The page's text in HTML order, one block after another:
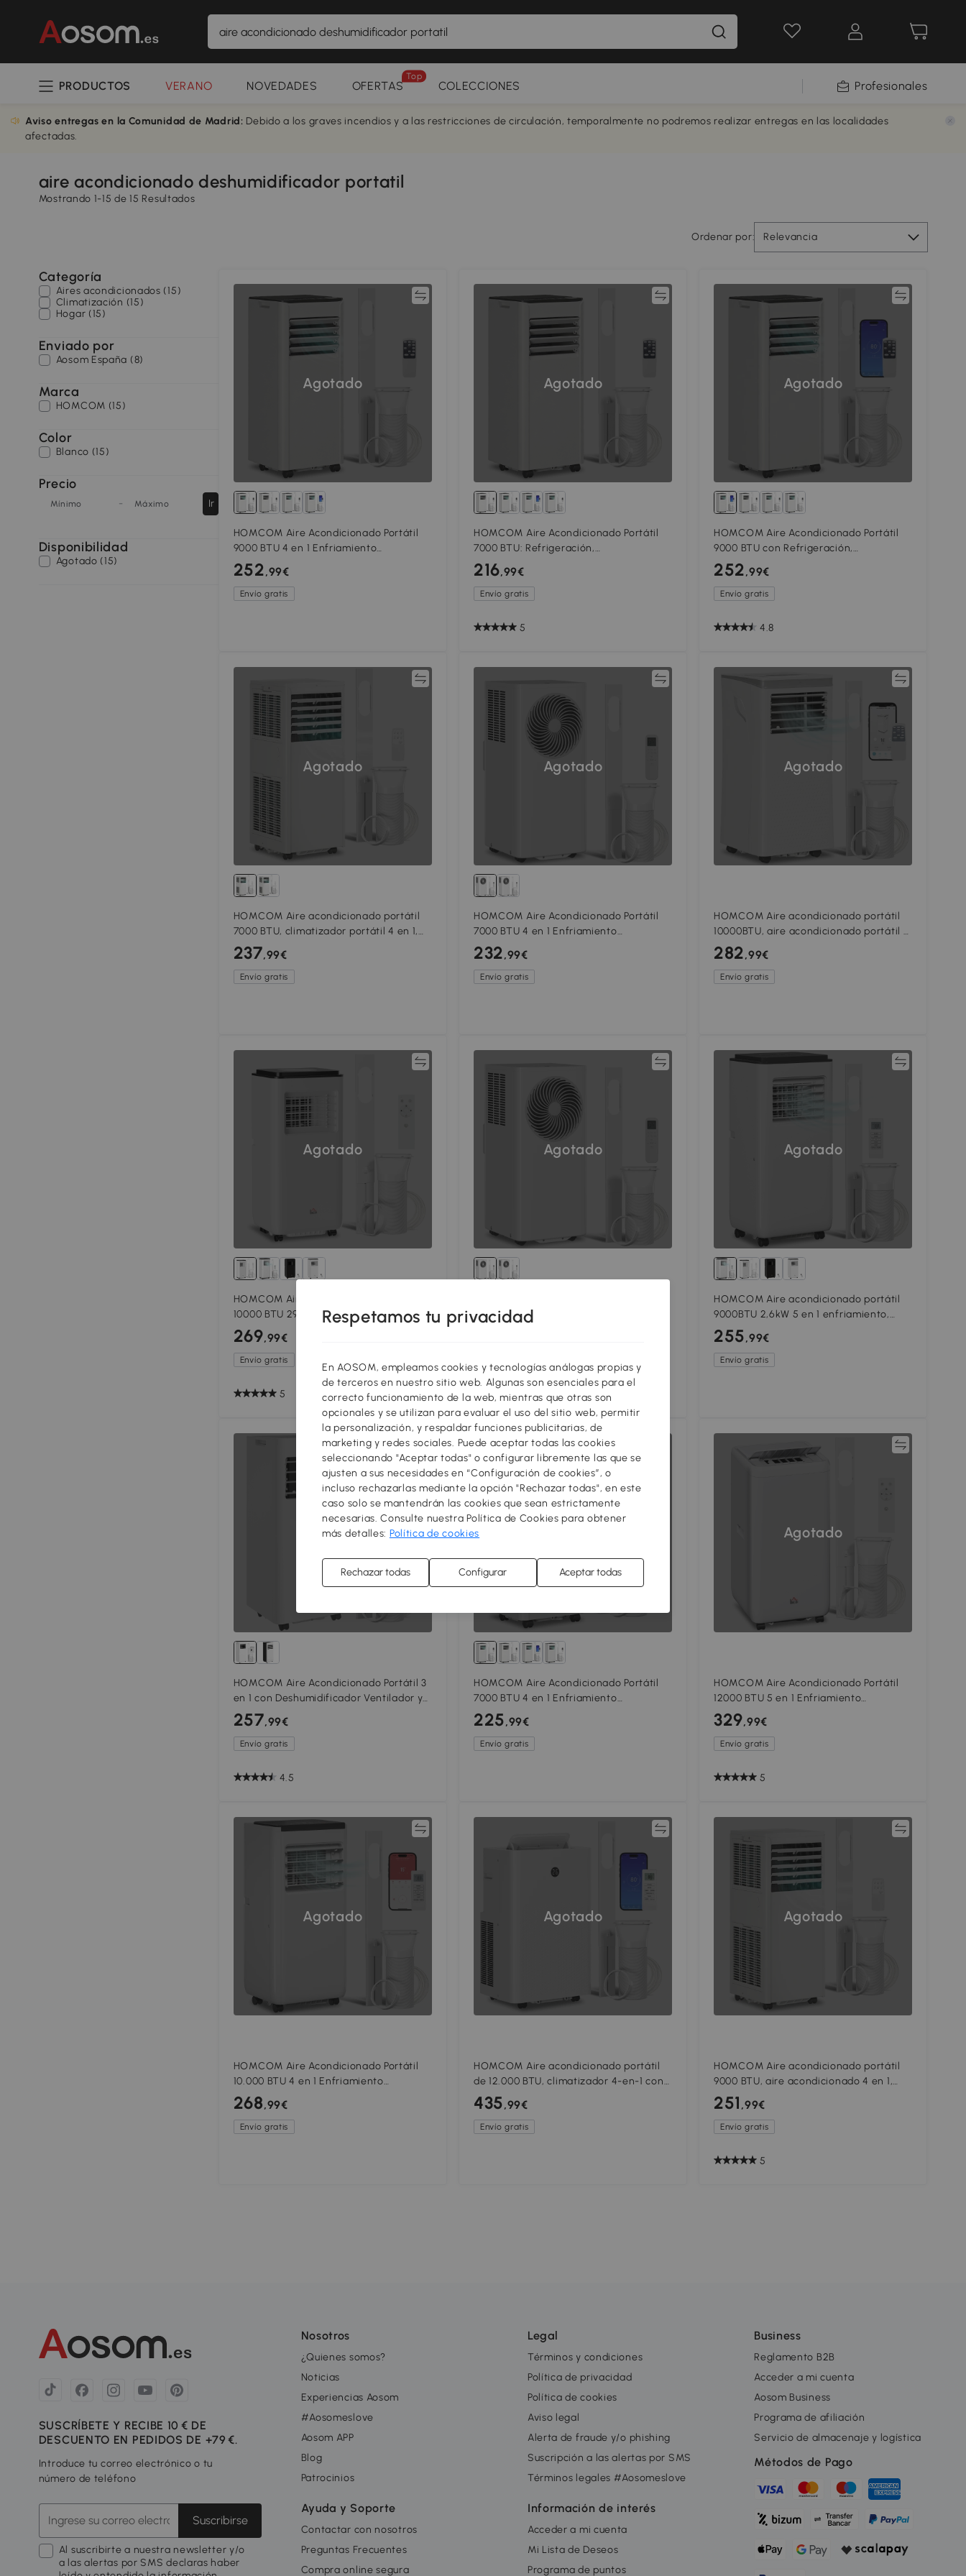
PRODUCTOS VERANO NOVEDADES OFERTAS
Top
COLECCIONES Profesionales
Aviso entregas en la Comunidad de Madrid: Debido a los graves incendios y a las restricciones de circulación, temporalmente no podremos realizar entregas en las localidades
afectadas.
aire acondicionado deshumidificador portatil
Mostrando 1-15 de 15 Resultados
Ordenar por: Relevancia
Categoría
Aires acondicionados (15)
Climatización (15)
Hogar (15)
Enviado por
Aosom España (8)
Marca
HOMCOM (15)
Color
Blanco (15)
Precio
Mínimo - Máximo Ir
Disponibilidad
Agotado (15)
Agotado
HOMCOM Aire Acondicionado Portátil
9000 BTU 4 en 1 Enfriamiento
Deshumidificador Ventilador
Temporizador para 28 m² Blanco
252,99€
Envío gratis
Agotado
HOMCOM Aire Acondicionado Portátil
7000 BTU: Refrigeración,
Deshumidificador, Ventilador, Modo
Nocturno.
216,99€
Envío gratis
5
Agotado
HOMCOM Aire Acondicionado Portátil
9000 BTU con Refrigeración,
Deshumidificador, Ventilador y Modo
Noche.
252,99€
Envío gratis
4.8
Agotado
HOMCOM Aire acondicionado portátil
7000 BTU, climatizador portátil 4 en 1,
refrigeración, deshumidificador,
ventilador, modo noche
237,99€
Envío gratis
Agotado
HOMCOM Aire Acondicionado Portátil
7000 BTU 4 en 1 Enfriamiento
Deshumidificador Ventilador Modo de
Sueño para 26 m² Blanco
232,99€
Envío gratis
Agotado
HOMCOM Aire acondicionado portátil
10000BTU, aire acondicionado portátil 4
en 1 refrigeración deshumidificador
ventilador modo noche, blanco
282,99€
Envío gratis
Agotado
HOMCOM Aire Acondicionado Portátil
10000 BTU 2900W Enfriador Ventilador
Deshumidificador 5 en 1 33x28x70,4 cm
Blanco
269,99€
Envío gratis
5
Agotado
9000 BTU 4 en 1 Enfriamiento
4.5
Agotado
HOMCOM Aire acondicionado portátil
9000BTU 2,6kW 5 en 1 enfriamiento,
deshumidificador, ventilador, auto,
modo noche, 2 velocidades
255,99€
Envío gratis
Agotado
Comparar
HOMCOM Aire Acondicionado Portátil 3
en 1 con Deshumidificador Ventilador y
Kit de Ventana Fácil de Mover 30x29x69
cm Blanco
257,99€
Envío gratis
4.5
Comparar
HOMCOM Aire Acondicionado Portátil
7000 BTU 4 en 1 Enfriamiento
Deshumidificador Ventilador
Temporizador para 26 m² Blanco
225,99€
Envío gratis
Agotado
HOMCOM Aire Acondicionado Portátil
12000 BTU 5 en 1 Enfriamiento
Deshumidificador Ventilador
Temporizador para 35 m² Blanco
329,99€
Envío gratis
5
Agotado
HOMCOM Aire Acondicionado Portátil
10.000 BTU 4 en 1 Enfriamiento
Deshumidificador Ventilador con WiFi
para 30 m² Blanco
268,99€
Envío gratis
Agotado
HOMCOM Aire acondicionado portátil
de 12.000 BTU, climatizador 4-en-1 con
control WiFi y por voz, enfriador,
deshumidificador, ventilador, modo
sueño
435,99€
Envío gratis
Agotado
HOMCOM Aire acondicionado portátil
9000 BTU, aire acondicionado 4 en 1,
refrigeración, deshumidificador,
ventilador, modo noche
251 ,99€
Envío gratis
5
SUSCRÍBETE Y RECIBE 10 € DE
DESCUENTO EN PEDIDOS DE +79 €.
Introduce tu correo electrónico o tu
número de teléfono
Suscribirse
Al suscribirte a nuestra newsletter y/o
a las alertas por SMS declaras haber
Nosotros
¿Quienes somos?
Noticias
Experiencias Aosom
#Aosomeslove
Aosom APP
Blog
Patrocinios
Ayuda y Soporte
Contactar con nosotros
Preguntas Frecuentes
Compra online segura
Legal
Términos y condiciones
Política de privacidad
Política de cookies
Aviso legal
Alerta de fraude y/o phishing
Suscripción a las alertas por SMS
Términos legales #Aosomeslove
Información de interés
Acceder a mi cuenta
Mi Lista de Deseos
Programa de puntos
Business
Reglamento B2B
Acceder a mi cuenta
Aosom Business
Programa de afiliación
Servicio de almacenaje y logística
Métodos de Pago
Respetamos tu privacidad
En AOSOM, empleamos cookies y tecnologías análogas propias y
de terceros en nuestro sitio web. Algunas son esenciales para el
correcto funcionamiento de la web, mientras que otras son
opcionales y se utilizan para evaluar el uso del sitio web, permitir
la personalización, y respaldar funciones publicitarias, de
marketing y redes sociales. Puede aceptar todas las cookies
seleccionando "Aceptar todas" o configurar libremente las que se
ajusten a sus necesidades en “Configuración de cookies”, o
incluso rechazarlas mediante la opción "Rechazar todas", en este
caso solo se mantendrán las cookies que sean estrictamente
necesarias. Consulte nuestra Política de Cookies para obtener
más detalles: Política de cookies
Rechazar todas Configurar Aceptar todas